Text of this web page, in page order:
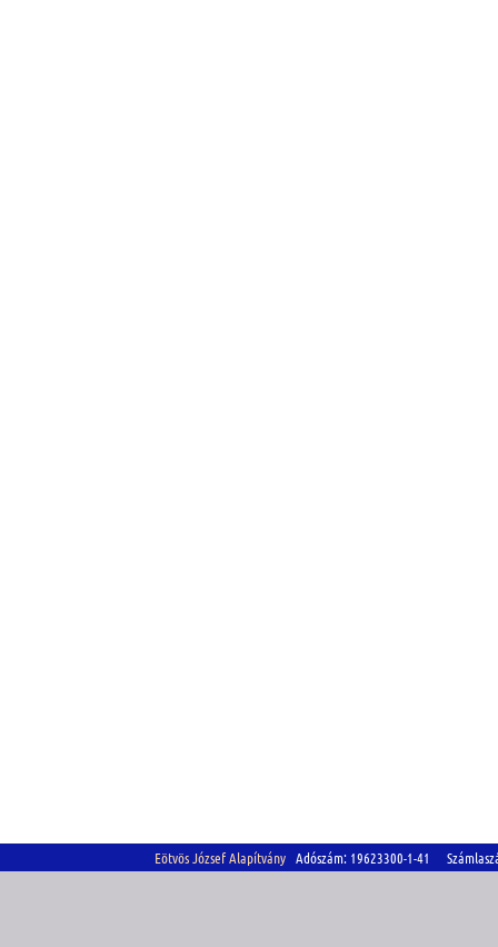
Eötvös József Alapítvány Adószám: 19623300-1-41